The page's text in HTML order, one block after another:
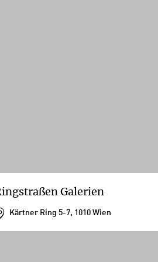
Galerien
Kärtner Ring 5-7, 1010 Wien